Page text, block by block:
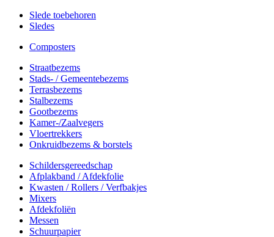
Slede toebehoren
Sledes
Composters
Straatbezems
Stads- / Gemeentebezems
Terrasbezems
Stalbezems
Gootbezems
Kamer-/Zaalvegers
Vloertrekkers
Onkruidbezems & borstels
Schildersgereedschap
Afplakband / Afdekfolie
Kwasten / Rollers / Verfbakjes
Mixers
Afdekfoliën
Messen
Schuurpapier